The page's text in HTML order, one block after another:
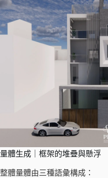
量體生成｜框架的堆疊與懸浮
整體量體由三種語彙構成：